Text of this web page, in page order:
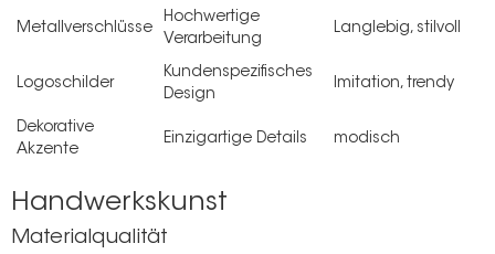
Metallverschlüsse
Hochwertige
Verarbeitung
Langlebig, stilvoll
Logoschilder
Kundenspezifisches
Design
Imitation, trendy
Dekorative
Akzente
Einzigartige Details modisch
Handwerkskunst
Materialqualität